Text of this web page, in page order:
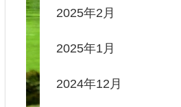
2025年2月
2025年1月
2024年12月